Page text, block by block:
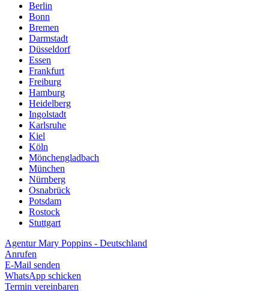
Berlin
Bonn
Bremen
Darmstadt
Düsseldorf
Essen
Frankfurt
Freiburg
Hamburg
Heidelberg
Ingolstadt
Karlsruhe
Kiel
Köln
Mönchengladbach
München
Nürnberg
Osnabrück
Potsdam
Rostock
Stuttgart
Agentur Mary Poppins - Deutschland
Anrufen
E-Mail senden
WhatsApp schicken
Termin vereinbaren